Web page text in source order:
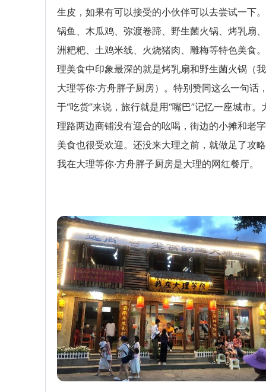
生皮，如果有可以接受的小伙伴可以去尝试一下
锅鱼、木瓜鸡、弥渡卷蹄、野生菌火锅、烤乳扇
洲粑粑、土鸡米线、火烧猪肉、雕梅等特色美食
理美食中印象最深的就是烤乳扇和野生菌火锅（
大理等你·方舟胖子厨房）。特别赞同这么一句话
于“吃货”来说，旅行就是用“嘴巴”记忆一座城市。
理路两边商铺没有迎合的吆喝，街边的小摊和老
美食也很受欢迎。还没来大理之前，就做足了攻
我在大理等你·方舟胖子厨房是大理的网红餐厅。